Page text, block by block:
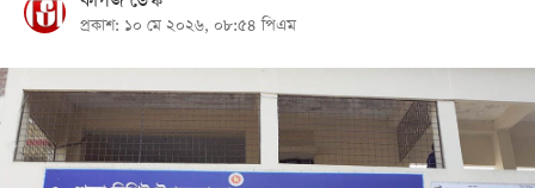
রাজনীতি
অর্থনীতি
আন্তর্জাতিক
সারাদেশ
প্রকাশ: ১০ মে ২০২৬, ০৮:৫৪ পিএম